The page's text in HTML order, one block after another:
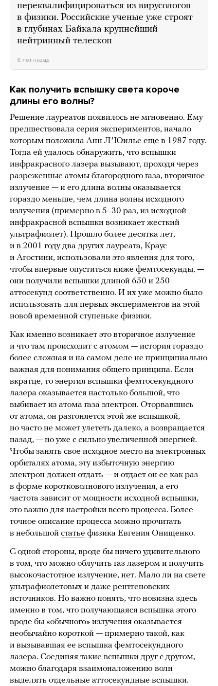
переквалифицироваться из вирусологов
в физики. Российские ученые уже строят
в глубинах Байкала крупнейший
нейтринный телескоп
6 лет назад
Как получить вспышку света короче
длины его волны?
Решение лауреатов появилось не мгновенно. Ему
предшествовала серия экспериментов, начало
которым положила Анн ЛʼЮилье еще в 1987 году.
Тогда ей удалось обнаружить, что вспышки
инфракрасного лазера вызывают, проходя через
разреженные атомы благородного газа, вторичное
излучение — и его длина волны оказывается
гораздо меньше, чем длина волны исходного
излучения (примерно в 5–30 раз, из исходной
инфракрасной вспышки возникает жесткий
ультрафиолет). Прошло более десятка лет,
и в 2001 году два других лауреата, Краус
и Агостини, использовали это явления для того,
чтобы впервые опуститься ниже фемтосекунды, —
они получили вспышки длиной 650 и 250
аттосекунд соответственно. И их уже можно было
использовать для первых экспериментов на этой
новой временной ступеньке физики.
Как именно возникает это вторичное излучение
и что там происходит с атомом — история гораздо
более сложная и на самом деле не принципиально
важная для понимания общего принципа. Если
вкратце, то энергия вспышки фемтосекундного
лазера оказывается настолько большой, что
выбивает из атома газа электрон. Оторвавшись
от атома, он разгоняется этой же вспышкой,
но часто не может улететь далеко, а возвращается
назад, — но уже с сильно увеличенной энергией.
Чтобы занять свое исходное место на электронных
орбиталях атома, эту избыточную энергию
электрон должен отдать — и отдает он ее как раз
в форме коротковолнового излучения, а его
частота зависит от мощности исходной вспышки,
это важно для настройки всего процесса. Более
точное описание процесса можно прочитать
в небольшой статье физика Евгения Онищенко.
С одной стороны, вроде бы ничего удивительного
в том, что можно облучить газ лазером и получить
высокочастотное излучение, нет. Мало ли на свете
ультрафиолетовых и даже рентгеновских
источников. Но важно понять, что новизна здесь
именно в том, что получающаяся вспышка этого
вроде бы «обычного» излучения оказывается
необычайно короткой — примерно такой, как
и вызывавшая ее вспышка фемтосекундного
лазера. Соединяя такие вспышки друг с другом,
можно благодаря взаимоналожению волн
выделять отдельные аттосекундные вспышки.